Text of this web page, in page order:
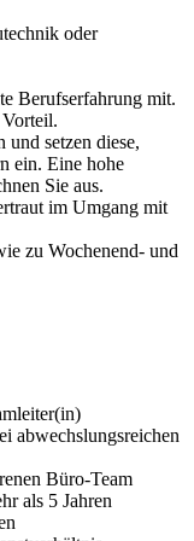
oder
Berufserfahrung mit.
und setzen diese,
ein. Eine hohe
Sie aus.
im Umgang mit
zu Wochenend- und
abwechslungsreichen
Büro-Team
als 5 Jahren